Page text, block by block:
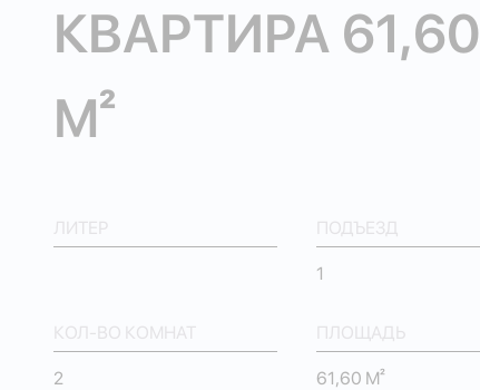
КВАРТИРА 61,60
М²
ЛИТЕР ПОДЪЕЗД
1
КОЛ-ВО КОМНАТ
2
ПЛОЩАДЬ
61,60 М²